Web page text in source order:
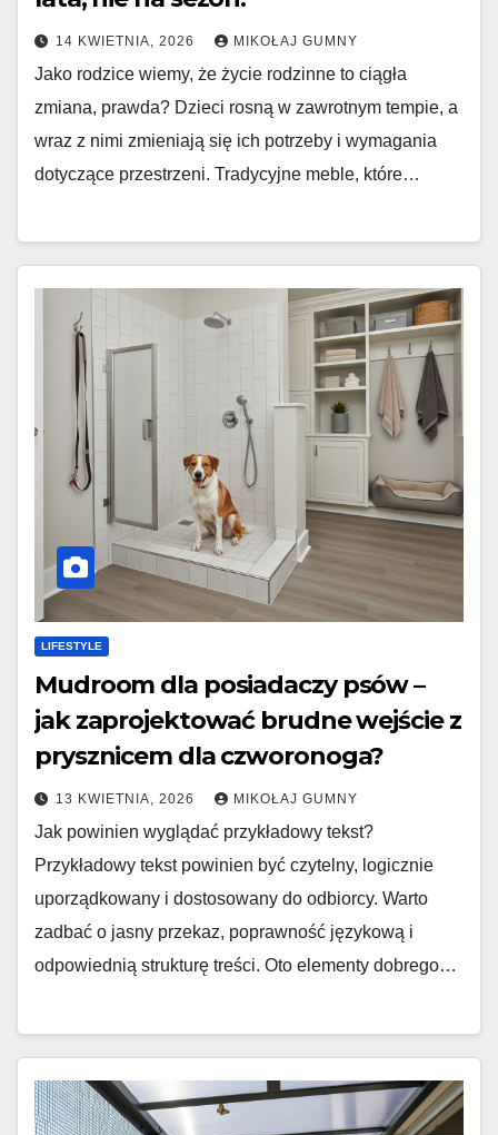
14 KWIETNIA, 2026 MIKOŁAJ GUMNY
Jako rodzice wiemy, że życie rodzinne to ciągła
zmiana, prawda? Dzieci rosną w zawrotnym tempie, a
wraz z nimi zmieniają się ich potrzeby i wymagania
dotyczące przestrzeni. Tradycyjne meble, które…
LIFESTYLE
Mudroom dla posiadaczy psów –
jak zaprojektować brudne wejście z
prysznicem dla czworonoga?
13 KWIETNIA, 2026 MIKOŁAJ GUMNY
Jak powinien wyglądać przykładowy tekst?
Przykładowy tekst powinien być czytelny, logicznie
uporządkowany i dostosowany do odbiorcy. Warto
zadbać o jasny przekaz, poprawność językową i
odpowiednią strukturę treści. Oto elementy dobrego…